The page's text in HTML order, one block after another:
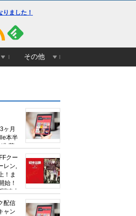
ました！
その他
ヶ月
本半
集英
ー
クー
レン,
！ま
始！
連本
配信
ャン